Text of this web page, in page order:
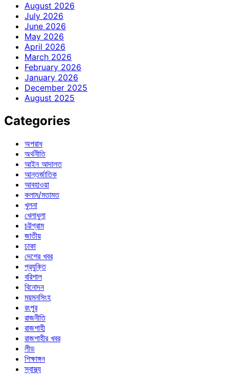
August 2026
July 2026
June 2026
May 2026
April 2026
March 2026
February 2026
January 2026
December 2025
August 2025
Categories
অপরাধ
অর্থনীতি
আইন আদালত
আন্তর্জাতিক
আবহাওয়া
কলাম/মতামত
খুলনা
খেলাধুলা
চট্টগ্রাম
জাতীয়
ঢাকা
দেশের খবর
প্রযুক্তি
বরিশাল
বিনোদন
ময়মনসিংহ
রংপুর
রাজনীতি
রাজশাহী
রাজশাহীর খবর
লীড
শিক্ষাঙ্গন
স্বাস্থ্য